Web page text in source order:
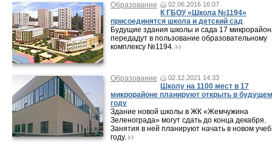
Образование 02.06.2016 16:07
К ГБОУ «Школа №1194»
присоединятся школа и детский сад
Будущие здания школы и сада 17
передадут в пользование образовательному
комплексу №1194.
Образование 02.12.2021 14:33
Школу на 1100 мест в 17
микрорайоне планируют открыть в будущем
году
Здание новой школы в ЖК «Жемчужина
Зеленограда» могут сдать до конца декабря.
Занятия в ней планируют начать в новом
году.